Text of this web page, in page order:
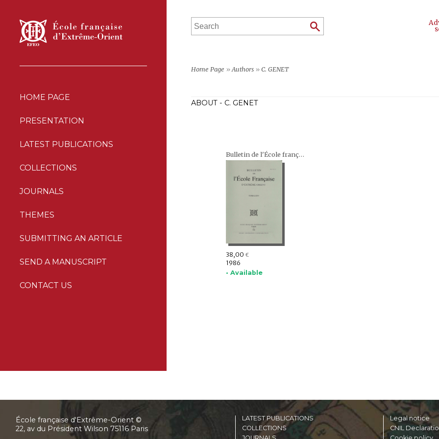
HOME PAGE
PRESENTATION
LATEST PUBLICATIONS
COLLECTIONS
JOURNALS
THEMES
SUBMITTING AN ARTICLE
SEND A MANUSCRIPT
CONTACT US
Home Page »Authors »C. GENET
ABOUT - C. GENET
Bulletin de l'École française d'Extrême-Orient (BEFEO)
38,00 €
1986
• Available
École française d'Extrême-Orient ©
22, av du Président Wilson 75116 Paris
LATEST PUBLICATIONS
COLLECTIONS
Legal notice
CNIL